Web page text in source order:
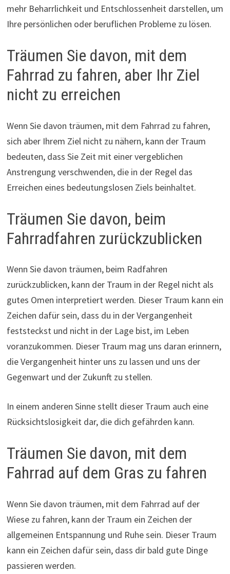
mehr Beharrlichkeit und Entschlossenheit darstellen, um
Ihre persönlichen oder beruflichen Probleme zu lösen.
Träumen Sie davon, mit dem
Fahrrad zu fahren, aber Ihr Ziel
nicht zu erreichen
Wenn Sie davon träumen, mit dem Fahrrad zu fahren,
sich aber Ihrem Ziel nicht zu nähern, kann der Traum
bedeuten, dass Sie Zeit mit einer vergeblichen
Anstrengung verschwenden, die in der Regel das
Erreichen eines bedeutungslosen Ziels beinhaltet.
Träumen Sie davon, beim
Fahrradfahren zurückzublicken
Wenn Sie davon träumen, beim Radfahren
zurückzublicken, kann der Traum in der Regel nicht als
gutes Omen interpretiert werden. Dieser Traum kann ein
Zeichen dafür sein, dass du in der Vergangenheit
feststeckst und nicht in der Lage bist, im Leben
voranzukommen. Dieser Traum mag uns daran erinnern,
die Vergangenheit hinter uns zu lassen und uns der
Gegenwart und der Zukunft zu stellen.
In einem anderen Sinne stellt dieser Traum auch eine
Rücksichtslosigkeit dar, die dich gefährden kann.
Träumen Sie davon, mit dem
Fahrrad auf dem Gras zu fahren
Wenn Sie davon träumen, mit dem Fahrrad auf der
Wiese zu fahren, kann der Traum ein Zeichen der
allgemeinen Entspannung und Ruhe sein. Dieser Traum
kann ein Zeichen dafür sein, dass dir bald gute Dinge
passieren werden.